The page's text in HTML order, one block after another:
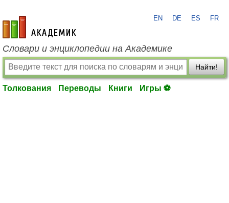
academic.ru
EN DE ES FR
Словари и энциклопедии на Академике
Найти!
Толкования Переводы Книги Игры ⚽